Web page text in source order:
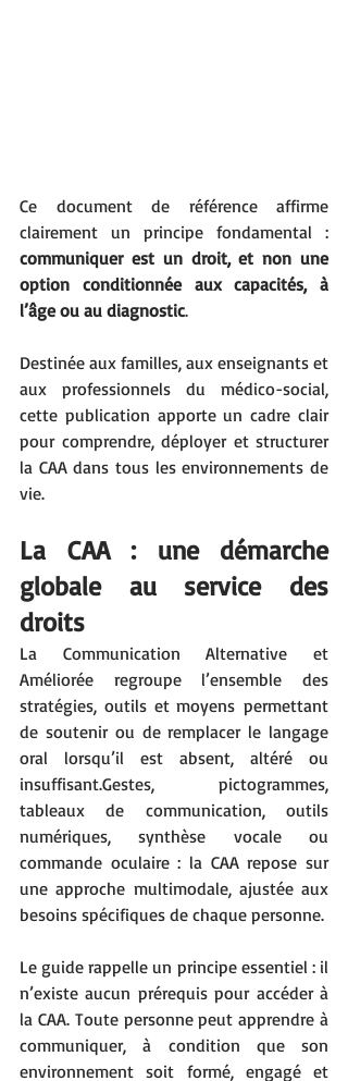
Ce document de référence affirme
communiquer est un droit, et non une
option conditionnée aux capacités, à
l’âge ou au diagnostic.
Destinée aux familles, aux enseignants et
aux professionnels du médico-social,
cette publication apporte un cadre clair
pour comprendre, déployer et structurer
la CAA dans tous les environnements de
vie.
La CAA : une démarche
globale au service des
droits
La Communication Alternative et
Améliorée regroupe l’ensemble des
stratégies, outils et moyens permettant
de soutenir ou de remplacer le langage
oral lorsqu’il est absent, altéré ou
insuffisant.Gestes, pictogrammes,
tableaux de communication, outils
numériques, synthèse vocale ou
commande oculaire : la CAA repose sur
une approche multimodale, ajustée aux
besoins spécifiques de chaque personne.
Le guide rappelle un principe essentiel : il
n’existe aucun prérequis pour accéder à
la CAA. Toute personne peut apprendre à
communiquer, à condition que son
environnement soit formé, engagé et